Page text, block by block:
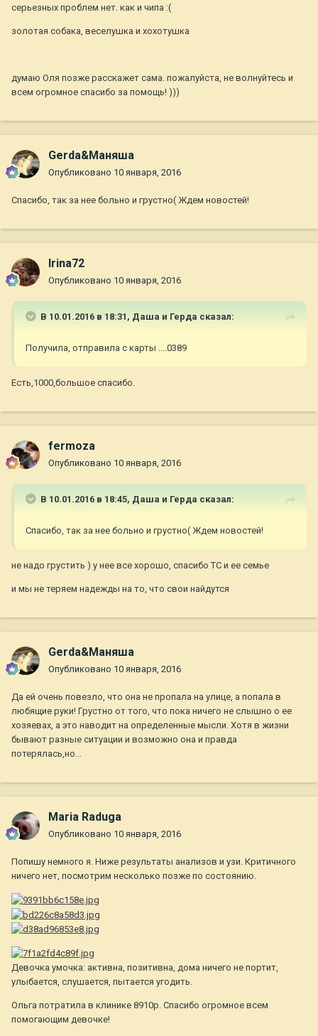
серьезных проблем нет. как и чипа :(
золотая собака, веселушка и хохотушка
думаю Оля позже расскажет сама. пожалуйста, не волнуйтесь и
всем огромное спасибо за помощь! )))
Gerda&Маняша
Опубликовано 10 января, 2016
Спасибо, так за нее больно и грустно( Ждем новостей!
Irina72
Опубликовано 10 января, 2016
В 10.01.2016 в 18:31, Даша и Герда сказал:
Получила, отправила с карты ....0389
Есть,1000,большое спасибо.
fermoza
Опубликовано 10 января, 2016
В 10.01.2016 в 18:45, Даша и Герда сказал:
Спасибо, так за нее больно и грустно( Ждем новостей!
не надо грустить ) у нее все хорошо, спасибо ТС и ее семье
и мы не теряем надежды на то, что свои найдутся
Gerda&Маняша
Опубликовано 10 января, 2016
Да ей очень повезло, что она не пропала на улице, а попала в
любящие руки! Грустно от того, что пока ничего не слышно о ее
хозяевах, а это наводит на определенные мысли. Хотя в жизни
бывают разные ситуации и возможно она и правда
потерялась,но...
Maria Raduga
Опубликовано 10 января, 2016
Попишу немного я. Ниже результаты анализов и узи. Критичного
ничего нет, посмотрим несколько позже по состоянию.
Девочка умочка: активна, позитивна, дома ничего не портит,
улыбается, слушается, пытается угодить.
Ольга потратила в клинике 8910р. Спасибо огромное всем
помогающим девочке!